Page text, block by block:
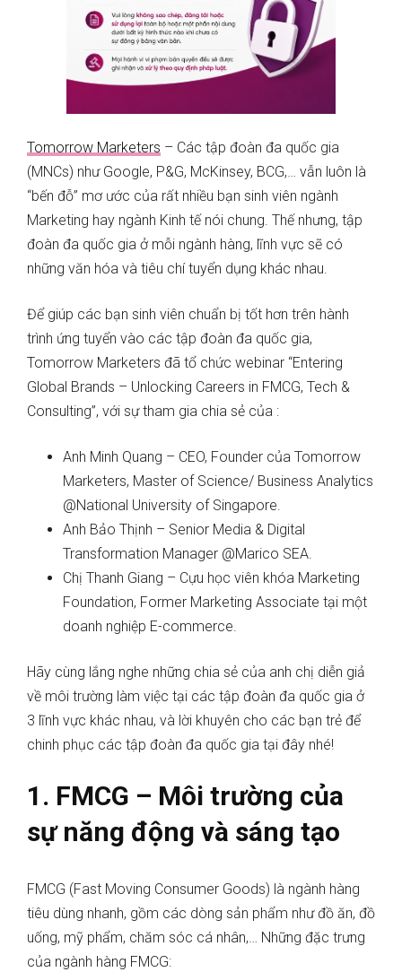
Tomorrow Marketers – Các tập đoàn đa quốc gia
(MNCs) như Google, P&G, McKinsey, BCG,… vẫn luôn là
“bến đỗ” mơ ước của rất nhiều bạn sinh viên ngành
Marketing hay ngành Kinh tế nói chung. Thế nhưng, tập
đoàn đa quốc gia ở mỗi ngành hàng, lĩnh vực sẽ có
những văn hóa và tiêu chí tuyển dụng khác nhau.
Để giúp các bạn sinh viên chuẩn bị tốt hơn trên hành
trình ứng tuyển vào các tập đoàn đa quốc gia,
Tomorrow Marketers đã tổ chức webinar “Entering
Global Brands – Unlocking Careers in FMCG, Tech &
Consulting”, với sự tham gia chia sẻ của :
Anh Minh Quang – CEO, Founder của Tomorrow
Marketers, Master of Science/ Business Analytics
@National University of Singapore.
Anh Bảo Thịnh – Senior Media & Digital
Transformation Manager @Marico SEA.
Chị Thanh Giang – Cựu học viên khóa Marketing
Foundation, Former Marketing Associate tại một
doanh nghiệp E-commerce.
Hãy cùng lắng nghe những chia sẻ của anh chị diễn giả
về môi trường làm việc tại các tập đoàn đa quốc gia ở
3 lĩnh vực khác nhau, và lời khuyên cho các bạn trẻ để
chinh phục các tập đoàn đa quốc gia tại đây nhé!
1. FMCG – Môi trường của
sự năng động và sáng tạo
FMCG (Fast Moving Consumer Goods) là ngành hàng
tiêu dùng nhanh, gồm các dòng sản phẩm như đồ ăn, đồ
uống, mỹ phẩm, chăm sóc cá nhân,… Những đặc trưng
của ngành hàng FMCG: